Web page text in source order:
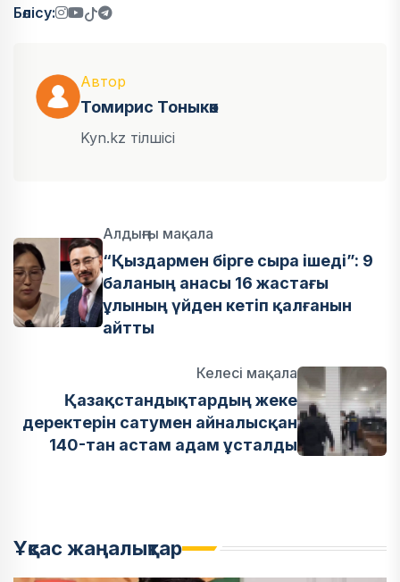
Бөлісу:
Автор
Томирис Тоныкөк
Kyn.kz тілшісі
Алдыңғы мақала
“Қыздармен бірге сыра ішеді”: 9
баланың анасы 16 жастағы
ұлының үйден кетіп қалғанын
айтты
Келесі мақала
Қазақстандықтардың жеке
деректерін сатумен айналысқан
140-тан астам адам ұсталды
Ұқсас жаңалықтар